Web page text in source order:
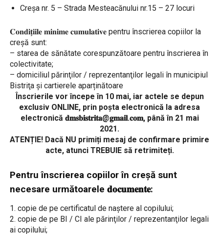
Creșa nr. 5 – Strada Mesteacănului nr.15 – 27 locuri
𝐂𝐨𝐧𝐝𝐢𝐭̧𝐢𝐢𝐥𝐞 𝐦𝐢𝐧𝐢𝐦𝐞 𝐜𝐮𝐦𝐮𝐥𝐚𝐭𝐢𝐯𝐞 pentru înscrierea copiilor la
creşă sunt:
– starea de sănătate corespunzătoare pentru înscrierea în
colectivitate;
– domiciliul părinţilor / reprezentanţilor legali în municipiul
Bistriţa și cartierele aparținătoare
Înscrierile vor începe în 10 mai, iar actele se depun
exclusiv ONLINE, prin poșta electronică la adresa
electronică 𝐝𝐦𝐬𝐛𝐢𝐬𝐭𝐫𝐢𝐭𝐚@𝐠𝐦𝐚𝐢𝐥.𝐜𝐨𝐦, până în 21 mai
2021.
ATENȚIE! Dacă NU primiți mesaj de confirmare primire
acte, atunci TREBUIE să retrimiteți.
Pentru înscrierea copiilor în creşă sunt
necesare următoarele 𝐝𝐨𝐜𝐮𝐦𝐞𝐧𝐭𝐞:
1. copie de pe certificatul de naştere al copilului;
2. copie de pe BI / CI ale părinţilor / reprezentanţilor legali
ai copilului;